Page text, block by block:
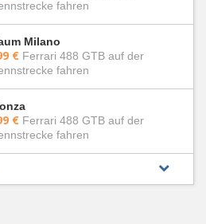
fahren
Milano
€ Ferrari 488 GTB auf der
fahren
€ Ferrari 488 GTB auf der
fahren